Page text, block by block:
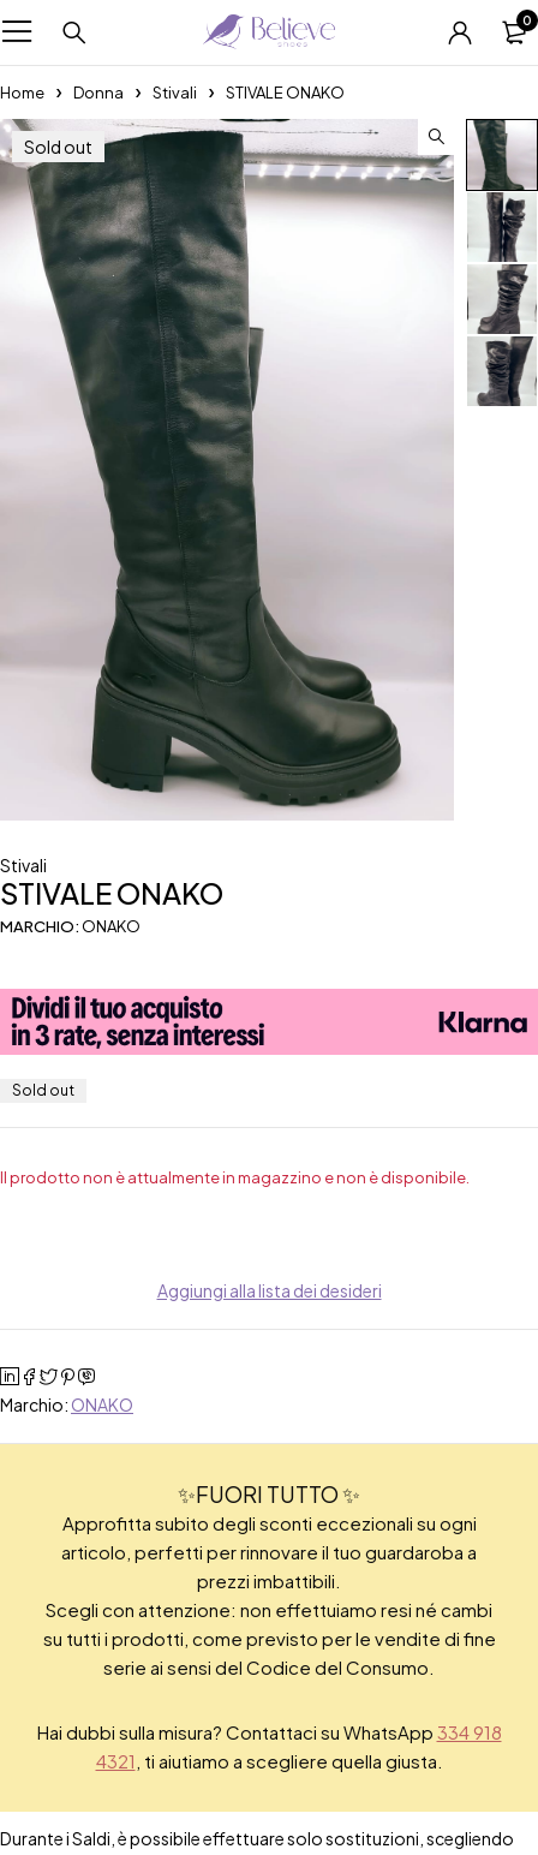
0
Home Donna Stivali STIVALE ONAKO
Sold out
Stivali
STIVALE ONAKO
MARCHIO: ONAKO
Sold out
Il prodotto non è attualmente in magazzino e non è disponibile.
Aggiungi alla lista dei desideri
Marchio: ONAKO
✨FUORI TUTTO ✨
Approfitta subito degli sconti eccezionali su ogni
articolo, perfetti per rinnovare il tuo guardaroba a
prezzi imbattibili.
Scegli con attenzione: non effettuiamo resi né cambi
su tutti i prodotti, come previsto per le vendite di fine
serie ai sensi del Codice del Consumo.
Hai dubbi sulla misura? Contattaci su WhatsApp 334 918
4321 , ti aiutiamo a scegliere quella giusta.
Durante i Saldi, è possibile effettuare solo sostituzioni, scegliendo